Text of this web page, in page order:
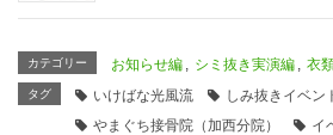
カテゴリー お知らせ編 , シミ抜き実演編 , 衣
タグ いけばな光風流
しみ抜きイベン
やまぐち接骨院（加西分院）
イ